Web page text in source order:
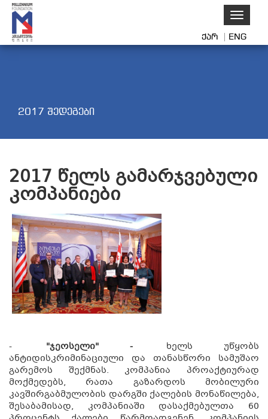
Toggle
ქარ ENG
2017 შედეგები
2017 წელს გამარჯვებული
კომპანიები
- "ჯეოსელი" - ხელს უწყობს
ანტიდისკრიმინაციული და თანასწორი სამუშაო
გარემოს შექმნას. კომპანია პროაქტიურად
მოქმედებს, რათა გაზარდოს მობილური
კავშირგაბმულობის დარგში ქალების მონაწილება,
შესაბამისად, კომპანიაში დასაქმებულთა 60